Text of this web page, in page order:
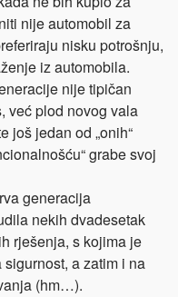
nije automobil za
nisku potrošnju,
iz automobila.
nije tipičan
već plod novog vala
još jedan od „onih“
grabe svoj
generacija
nekih dvadesetak
rješenja, s kojima je
sigurnost, a zatim i na
(hm…).